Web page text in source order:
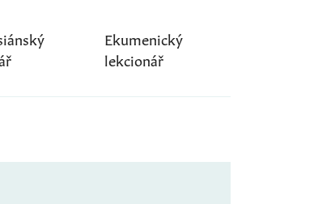
Ekumenický
lekcionář